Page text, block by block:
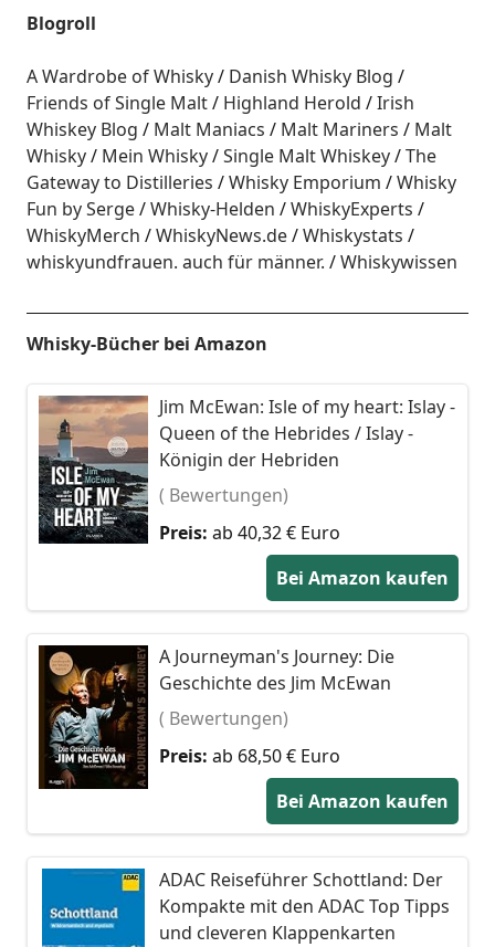
Blogroll
A Wardrobe of Whisky
Danish Whisky Blog
Friends of Single Malt
Highland Herold
Irish
Whiskey Blog
Malt Maniacs Malt Mariners
Malt
Whisky
Mein Whisky Single Malt Whiskey
The
Gateway to Distilleries
Whisky Emporium
Whisky
Fun by Serge
Whisky-Helden
WhiskyExperts
WhiskyMerch
WhiskyNews.de
Whiskystats
whiskyundfrauen. auch für männer.
Whiskywissen
Whisky-Bücher bei Amazon
Jim McEwan: Isle of my heart: Islay -
Queen of the Hebrides / Islay -
Königin der Hebriden
( Bewertungen)
Preis: ab 40,32 € Euro
Bei Amazon kaufen
A Journeyman's Journey: Die
Geschichte des Jim McEwan
( Bewertungen)
Preis: ab 68,50 € Euro
Bei Amazon kaufen
ADAC Reiseführer Schottland: Der
Kompakte mit den ADAC Top Tipps
und cleveren Klappenkarten